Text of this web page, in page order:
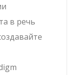
в речь